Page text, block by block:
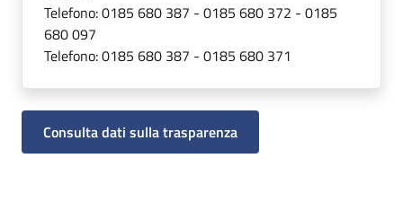
Telefono:0185 680 387 - 0185 680 372 - 0185
680 097
Telefono:0185 680 387 - 0185 680 371
Consulta dati sulla trasparenza